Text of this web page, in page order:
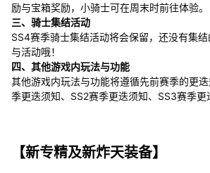
励与宝箱奖励，小骑士可在周末时前往体验。
三、骑士集结活动
SS4赛季骑士集结活动将会保留，还没有集
与活动哦！
四、其他游戏内玩法与功能
其他游戏内玩法与功能将遵循先前赛季的更
季更迭须知、SS2赛季更迭须知、SS3赛季更
【新专精及新炸天装备】